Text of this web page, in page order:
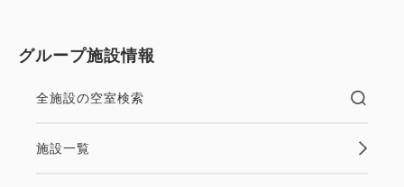
グループ施設情報
全施設の空室検索
施設一覧